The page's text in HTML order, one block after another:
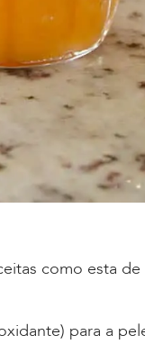
como esta
para a